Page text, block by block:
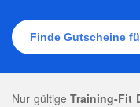
Nur gültigeTraining-Fit